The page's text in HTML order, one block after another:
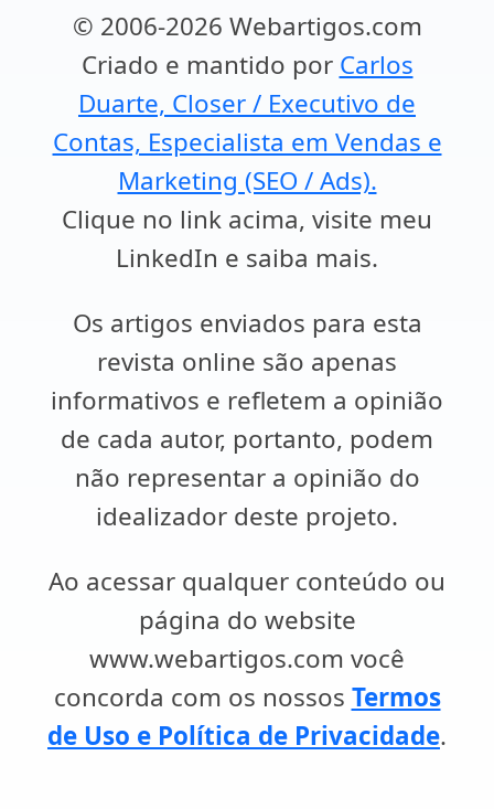
© 2006-2026 Webartigos.com
Criado e mantido por Carlos
Duarte, Closer / Executivo de
Contas, Especialista em Vendas e
Marketing (SEO / Ads).
Clique no link acima, visite meu
LinkedIn e saiba mais.
Os artigos enviados para esta
revista online são apenas
informativos e refletem a opinião
de cada autor, portanto, podem
não representar a opinião do
idealizador deste projeto.
Ao acessar qualquer conteúdo ou
página do website
www.webartigos.com você
concorda com os nossos Termos
de Uso e Política de Privacidade.